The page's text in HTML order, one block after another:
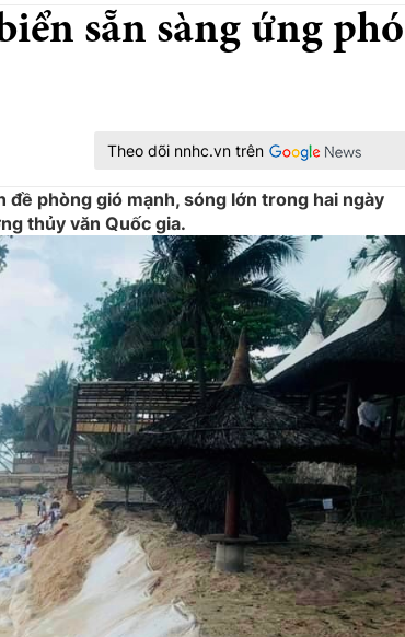
sẵn sàng ứng phó
Theo dõi nnhc.vn trên
đề phòng gió mạnh, sóng lớn trong hai ngày
thủy văn Quốc gia.